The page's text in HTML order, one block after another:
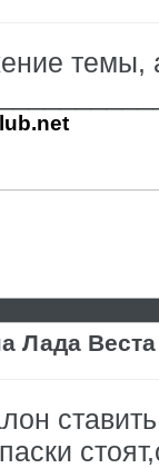
темы,
Лада Веста